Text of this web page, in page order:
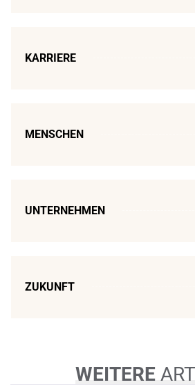
KARRIERE
MENSCHEN
UNTERNEHMEN
ZUKUNFT
WEITERE